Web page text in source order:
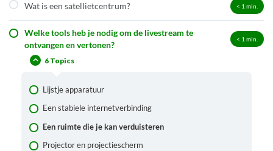
Wat is een satellietcentrum? < 1 min.
Welke tools heb je nodig om de livestream te
ontvangen en vertonen?
< 1 min.
6 Topics
Lijstje apparatuur
Een stabiele internetverbinding
Een ruimte die je kan verduisteren
Projector en projectiescherm